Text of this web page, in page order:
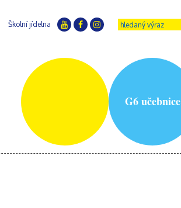
Školní jídelna
G6 učebnice